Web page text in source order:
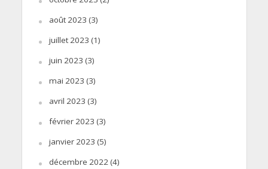
août 2023 (3)
juillet 2023 (1)
juin 2023 (3)
mai 2023 (3)
avril 2023 (3)
février 2023 (3)
janvier 2023 (5)
décembre 2022(4)